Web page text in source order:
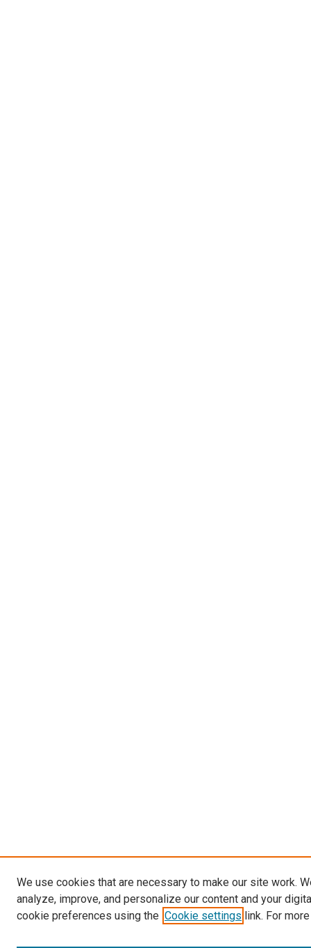
We use cookies that are necessary to make our site work.
analyze, improve, and personalize our content and your
cookie preferences using the Cookie settings link. For